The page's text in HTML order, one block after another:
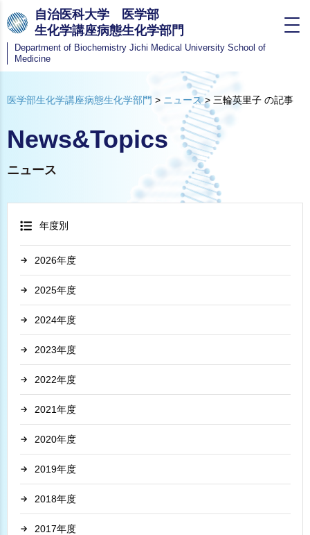
自治医科大学 医学部
生化学講座病態生化学部門
Department of Biochemistry Jichi Medical University School of
Medicine
医学部生化学講座病態生化学部門 > ニュース> 三輪英里子 の記事
News&Topics
ニュース
年度別
2026
2025
2024
2023
2022
2021
2020
2019
2018
2017